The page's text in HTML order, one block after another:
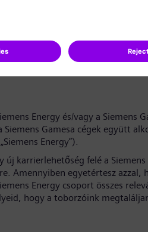
Energy és/vagy a Siemens
Siemens Gamesa cégek együtt
Energy”).
új karrierlehetőség felé a
Amennyiben egyetértesz azzal,
Energy csoport összes
hogy a toborzóink